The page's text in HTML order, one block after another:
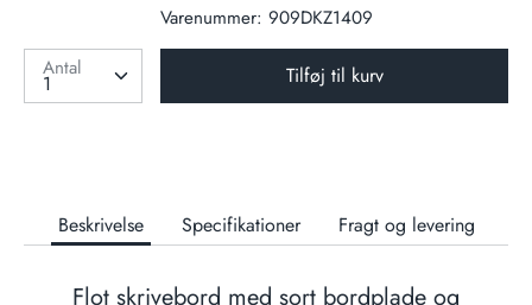
Varenummer: 909DKZ1409
Antal
Tilføj til kurv
Beskrivelse Specifikationer Fragt og levering
Flot skrivebord med sort bordplade og